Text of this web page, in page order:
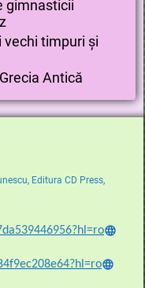
gimnasticii
timpuri și
Antică
Editura CD Press,